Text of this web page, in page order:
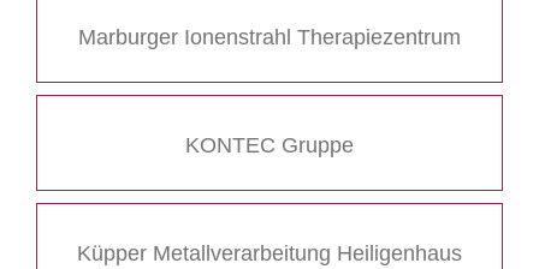
Marburger Ionenstrahl Therapiezentrum
KONTEC Gruppe
Küpper Metallverarbeitung Heiligenhaus